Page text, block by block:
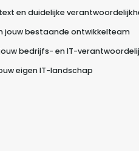
en duidelijke
jouw bestaande ontwikkelteam
bedrijfs- en IT-
eigen IT-landschap